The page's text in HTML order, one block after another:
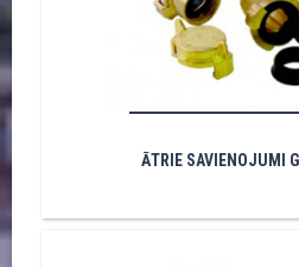
ĀTRIE SAVIENOJUMI